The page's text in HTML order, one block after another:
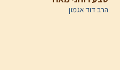
הרב דוד אגמון